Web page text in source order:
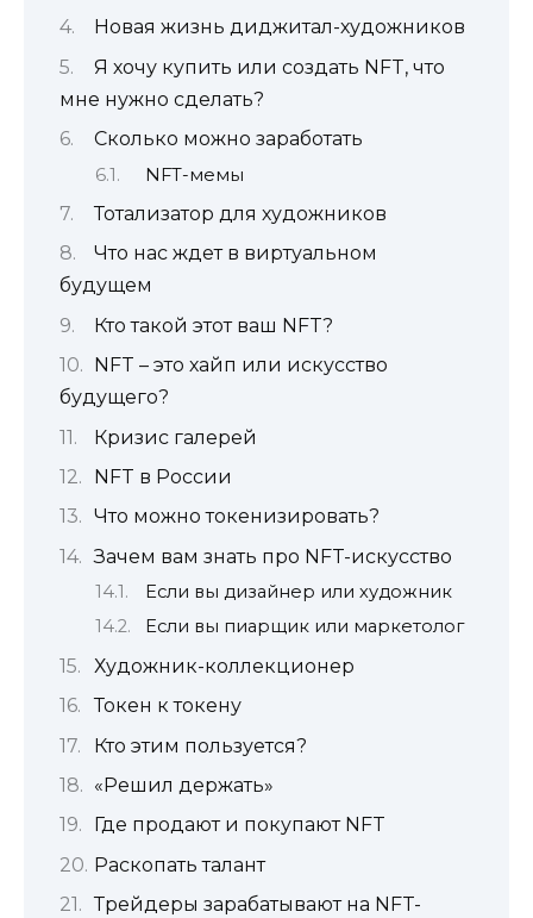
Новая жизнь диджитал-художников
Я хочу купить или создать NFT, что
мне нужно сделать?
Сколько можно заработать
NFT-мемы
Тотализатор для художников
Что нас ждет в виртуальном
будущем
Кто такой этот ваш NFT?
NFT – это хайп или искусство
будущего?
Кризис галерей
NFT в России
Что можно токенизировать?
Зачем вам знать про NFT-искусство
Если вы дизайнер или художник
Если вы пиарщик или маркетолог
Художник-коллекционер
Токен к токену
Кто этим пользуется?
«Решил держать»
Где продают и покупают NFT
Раскопать талант
Трейдеры зарабатывают на NFT-